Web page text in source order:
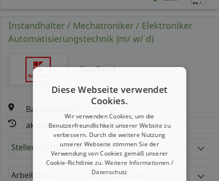
Instandhalter / Mechatroniker / Elektroniker
Automatisierungstechnik (m/ w/ d)
Kaufland
Barsinghausen
aktualisiert seit: 06.08.2026
Stellenbeschreibung:
Arbeitszeit Gehalt
Diese Webseite verwendet
Cookies.
Wir verwenden Cookies, um die
Benutzerfreundlichkeit unserer Website zu
verbessern. Durch die weitere Nutzung
unserer Webseite stimmen Sie der
Verwendung von Cookies gemäß unserer
Cookie-Richtlinie zu.Weitere Informationen /
Datenschutz